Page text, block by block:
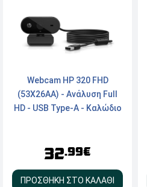
Webcam HP 320 FHD
(53X26AA) - Ανάλυση Full
HD - USB Type-A - Καλώδιο
32.99€
ΠΡΟΣΘΗΚΗ ΣΤΟ ΚΑΛΑΘΙ